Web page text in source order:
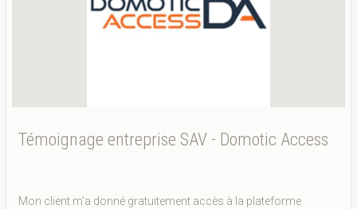
Témoignage entreprise SAV - Domotic Access
Mon client m'a donné gratuitement accès à la plateforme